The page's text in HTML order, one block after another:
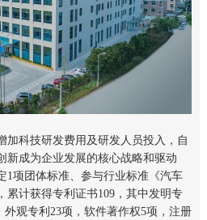
加科技研发费用及研发人员投入，自
新成为企业发展的核心战略和驱动
1项团体标准、参与行业标准《汽车
累计获得专利证书109，其中发明专
观专利23项，软件著作权5项，注册